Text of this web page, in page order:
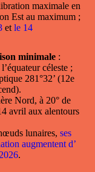
maximale en
Est au maximum ;
et le 14
minimale :
céleste ;
281°32’ (12e
Nord, à 20° de
avril aux alentours
lunaires, ses
augmentent d’
.